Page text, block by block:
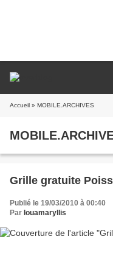
Accueil » MOBILE.ARCHIVES
Grille gratuite
Publié le 19/03/2010 à 00:40
Par louamaryllis